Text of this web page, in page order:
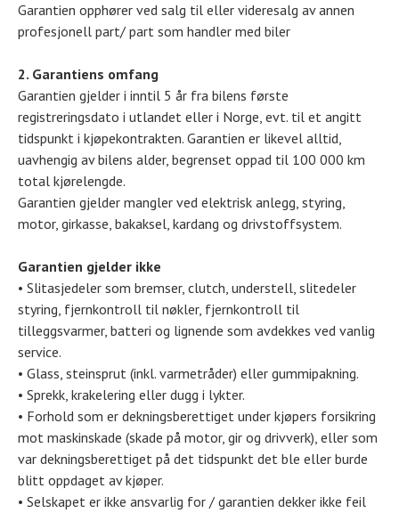
Garantien opphører ved salg til eller videresalg av annen
profesjonell part/ part som handler med biler
2. Garantiens omfang
Garantien gjelder i inntil 5 år fra bilens første
registreringsdato i utlandet eller i Norge, evt. til et angitt
tidspunkt i kjøpekontrakten. Garantien er likevel alltid,
uavhengig av bilens alder, begrenset oppad til 100 000 km
total kjørelengde.
Garantien gjelder mangler ved elektrisk anlegg, styring,
motor, girkasse, bakaksel, kardang og drivstoffsystem.
Garantien gjelder ikke
• Slitasjedeler som bremser, clutch, understell, slitedeler
styring, fjernkontroll til nøkler, fjernkontroll til
tilleggsvarmer, batteri og lignende som avdekkes ved vanlig
service.
• Glass, steinsprut (inkl. varmetråder) eller gummipakning.
• Sprekk, krakelering eller dugg i lykter.
• Forhold som er dekningsberettiget under kjøpers forsikring
mot maskinskade (skade på motor, gir og drivverk), eller som
var dekningsberettiget på det tidspunkt det ble eller burde
blitt oppdaget av kjøper.
• Selskapet er ikke ansvarlig for / garantien dekker ikke feil